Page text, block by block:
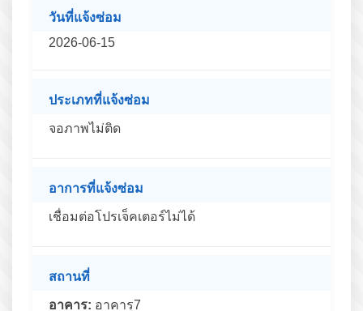
วันที่แจ้งซ่อม
2026-06-15
ประเภทที่แจ้งซ่อม
จอภาพไม่ติด
อาการที่แจ้งซ่อม
เชื่อมต่อโปรเจ็คเตอร์ไม่ได้
สถานที่
อาคาร: อาคาร7